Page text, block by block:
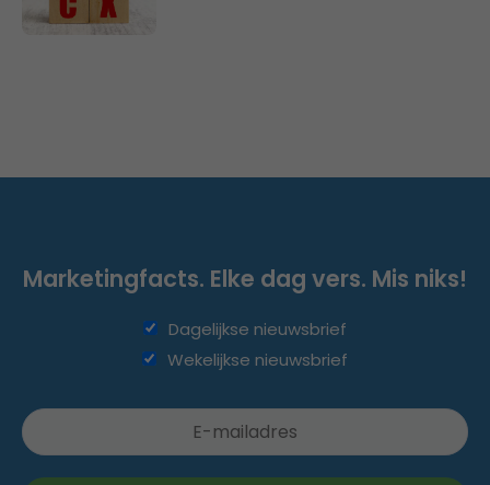
Marketingfacts. Elke dag vers. Mis niks!
Dagelijkse nieuwsbrief
Wekelijkse nieuwsbrief